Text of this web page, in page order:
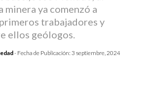
minera ya comenzó a
trabajadores y
ellos geólogos.
- Fecha de Publicación: 3 septiembre, 2024